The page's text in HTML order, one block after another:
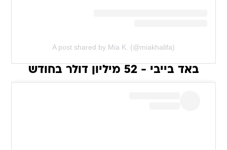
A post shared by Mia K. (@miakhalifa)
באד בייבי - 52 מיליון דולר בחודש